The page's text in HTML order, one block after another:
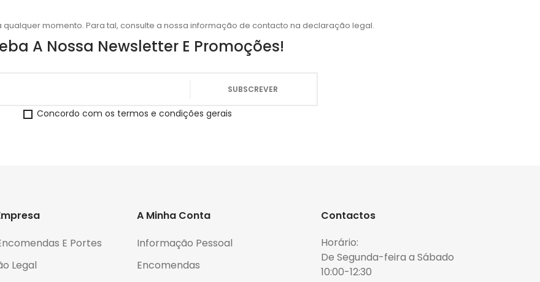
momento. Para tal, consulte a nossa informação de contacto na declaração legal.
A Nossa Newsletter E Promoções!
Concordo com os termos e condições gerais
E Portes
Legal
A Minha Conta
Informação Pessoal
Encomendas
Contactos
Horário:
De Segunda-feira a Sábado
10:00-12:30